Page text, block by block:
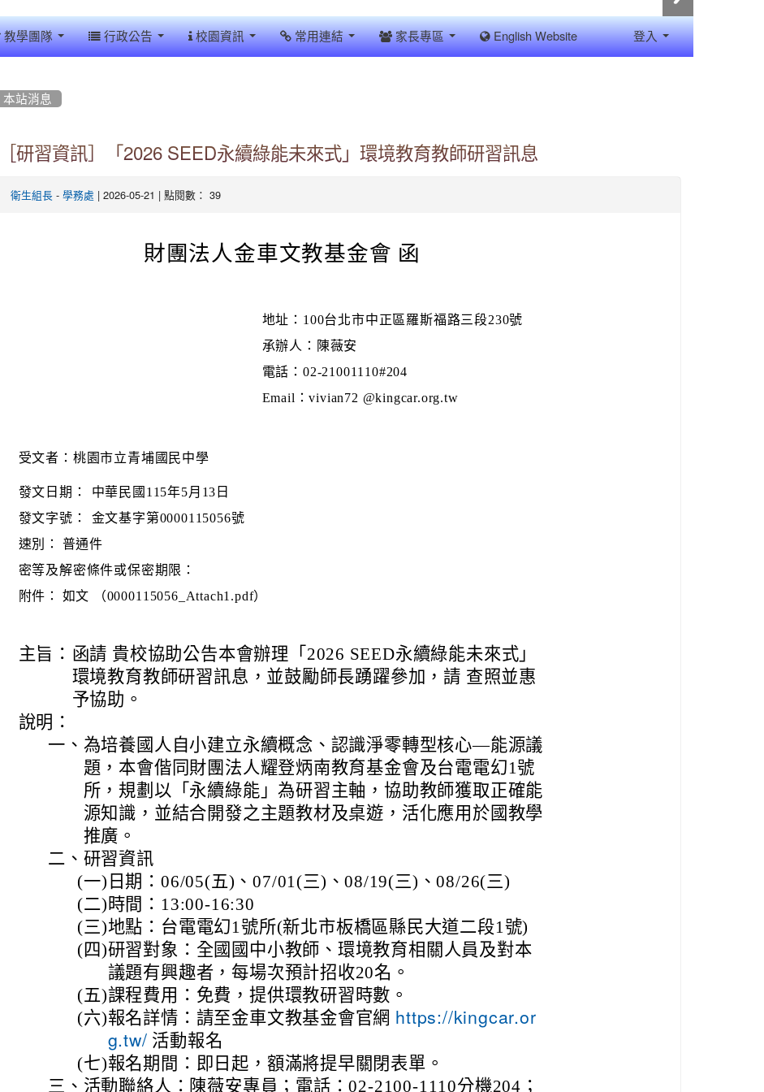
教學團隊 行政公告 校園資訊 常用連結 家長專區 English Website 登入
本站消息
［研習資訊］「2026 SEED永續綠能未來式」環境教育教師研習訊息
衛生組長- 學務處 | 2026-05-21 | 點閱數： 39
財團法人金車文教基金會 函
地址：100台北市中正區羅斯福路三段230號
承辦人：陳薇安
電話：02-21001110#204
Email：vivian72 @kingcar.org.tw
受文者：桃園市立青埔國民中學
發文日期：
中華民國115年5月13日
發文字號：
金文基字第0000115056號
速別：
普通件
密等及解密條件或保密期限：
附件：
如文 （0000115056_Attach1.pdf）
主旨： 函請 貴校協助公告本會辦理「2026 SEED永續綠能未來式」
環境教育教師研習訊息，並鼓勵師長踴躍參加，請 查照並惠
予協助。
說明：
一、 為培養國人自小建立永續概念、認識淨零轉型核心—能源議
題，本會偕同財團法人耀登炳南教育基金會及台電電幻1號
所，規劃以「永續綠能」為研習主軸，協助教師獲取正確能
源知識，並結合開發之主題教材及桌遊，活化應用於國教學
推廣。
二、 研習資訊
(一) 日期：06/05(五)、07/01(三)、08/19(三)、08/26(三)
(二) 時間：13:00-16:30
(三)地點：台電電幻1號所(新北市板橋區縣民大道二段1號)
(四)研習對象：全國國中小教師、環境教育相關人員及對本
議題有興趣者，每場次預計招收20名。
(五)課程費用：免費，提供環教研習時數。
(六)報名詳情：請至金車文教基金會官網
https://kingcar.or
g.tw/ 活動報名
(七)報名期間：即日起，額滿將提早關閉表單。
三、 活動聯絡人：陳薇安專員；電話：02-2100-1110分機204；